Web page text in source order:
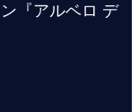
『アルベロ デ